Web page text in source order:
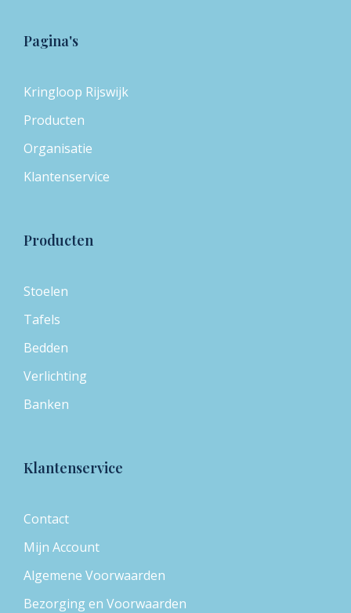
Pagina's
Kringloop Rijswijk
Producten
Organisatie
Klantenservice
Producten
Stoelen
Tafels
Bedden
Verlichting
Banken
Klantenservice
Contact
Mijn Account
Algemene Voorwaarden
Bezorging en Voorwaarden